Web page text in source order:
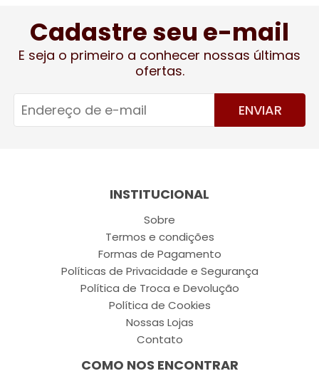
Cadastre seu e-mail
E seja o primeiro a conhecer nossas últimas
ofertas.
ENVIAR
INSTITUCIONAL
Sobre
Termos e condições
Formas de Pagamento
Políticas de Privacidade e Segurança
Política de Troca e Devolução
Política de Cookies
Nossas Lojas
Contato
COMO NOS ENCONTRAR